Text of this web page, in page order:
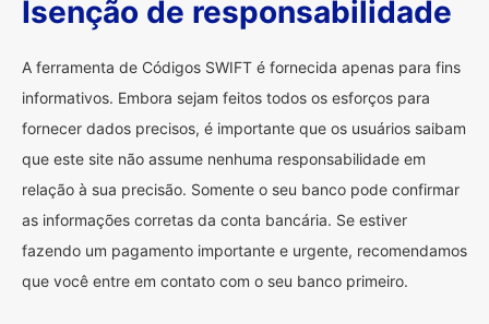
Isenção de responsabilidade
A ferramenta de Códigos SWIFT é fornecida apenas para fins
informativos. Embora sejam feitos todos os esforços para
fornecer dados precisos, é importante que os usuários saibam
que este site não assume nenhuma responsabilidade em
relação à sua precisão. Somente o seu banco pode confirmar
as informações corretas da conta bancária. Se estiver
fazendo um pagamento importante e urgente, recomendamos
que você entre em contato com o seu banco primeiro.